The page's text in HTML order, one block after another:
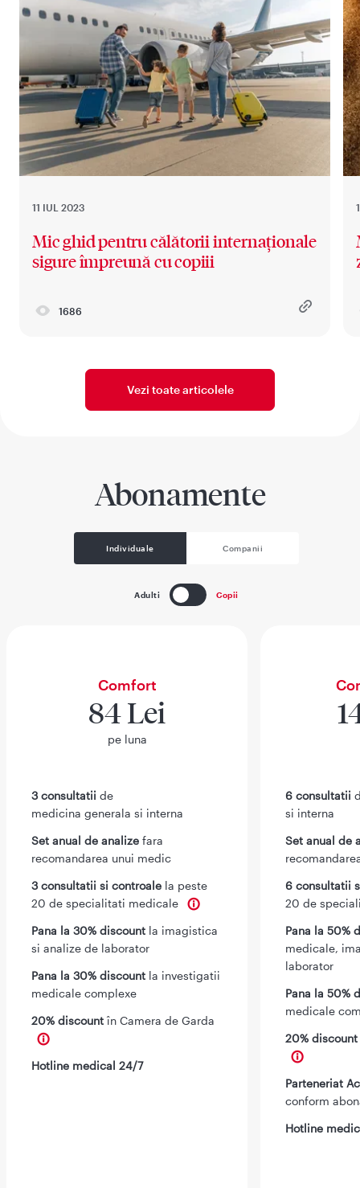
11 IUL 2023
Mic ghid pentru călătorii internaționale
sigure împreună cu copiii
1686
Vezi toate articolele
Abonamente
Individuale Companii
Adulti Copii
Comfort
84 Lei
pe luna
3 consultatii de
medicina generala si interna
Set anual de analize fara
recomandarea unui medic
3 consultatii si controale la peste
20 de specialitati medicale
Pana la 30% discount la imagistica
si analize de laborator
Pana la 30% discount la investigatii
medicale complexe
20% discount în Camera de Garda
Hotline medical 24/7
6 consultatii
si interna
Set anual de
6 consultatii
20 de
Pana la 50%
medicale,
laborator
Pana la 50%
medicale
20%
Parteneriat
conform
Hotline